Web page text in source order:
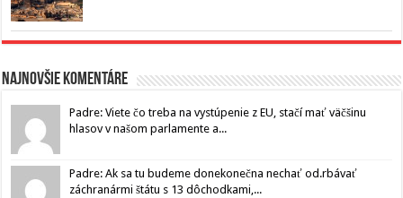
Najnovšie komentáre
Padre: Viete čo treba na vystúpenie z EU, stačí mať väčšinu
hlasov v našom parlamente a...
Padre: Ak sa tu budeme donekonečna nechať od.rbávať
záchranármi štátu s 13 dôchodkami,...